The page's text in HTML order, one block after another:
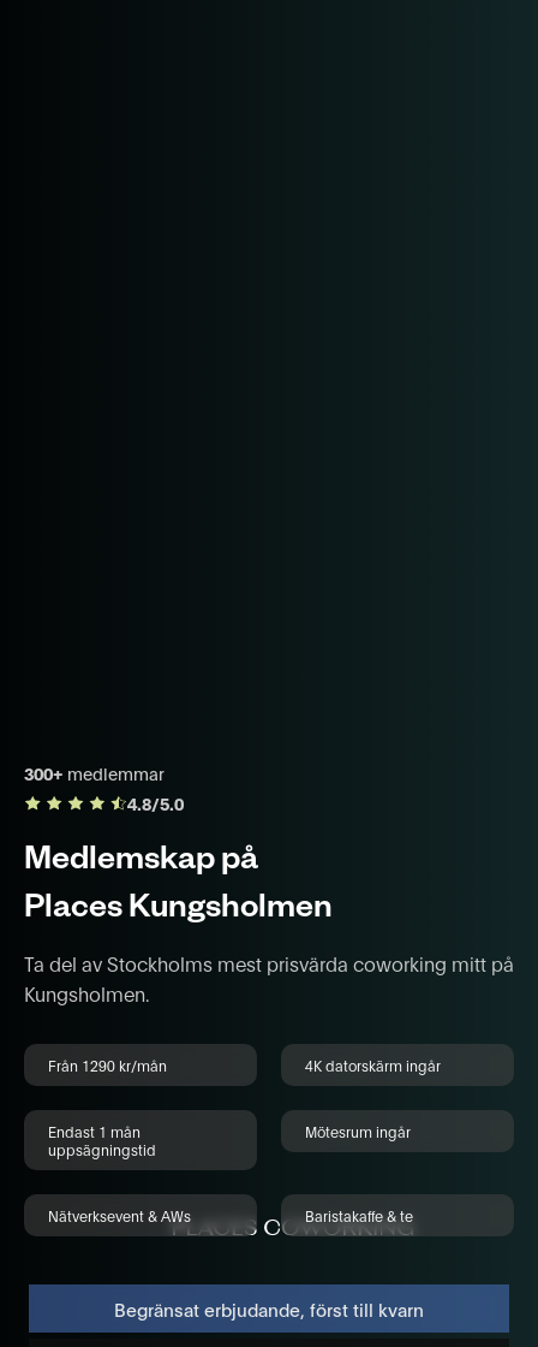
300+ medlemmar
4.8/5.0
Medlemskap på
Places Kungsholmen
Ta del av Stockholms mest prisvärda coworking mitt på
Kungsholmen.
Från 1290 kr/mån 4K datorskärm ingår
Endast 1 mån
uppsägningstid
Mötesrum ingår
Nätverksevent & AWs Baristakaffe & te
Begränsat erbjudande, först till kvarn